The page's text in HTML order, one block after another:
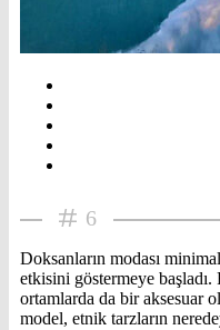
6
Doksanların modası
etkisini göstermeye
ortamlarda da bir aksesuar
model, etnik tarzların